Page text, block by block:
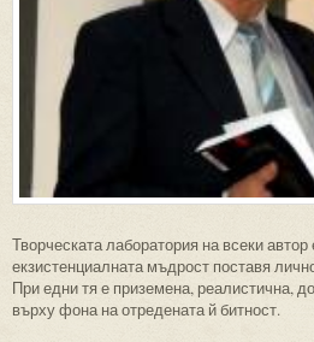
Творческата лаборатория на всеки автор
екзистенциалната мъдрост поставя
При едни тя е приземена, реалистична,
върху фона на отредената й битност.